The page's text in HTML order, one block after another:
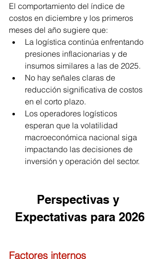
El comportamiento del índice de
costos en diciembre y los primeros
meses del año sugiere que:
La logística continúa enfrentando
presiones inflacionarias y de
insumos similares a las de 2025.
No hay señales claras de
reducción significativa de costos
en el corto plazo.
Los operadores logísticos
esperan que la volatilidad
macroeconómica nacional siga
impactando las decisiones de
inversión y operación del sector.
Perspectivas y
Expectativas para 2026
Factores internos